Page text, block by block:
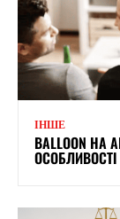
ІНШЕ
BALLOON НА